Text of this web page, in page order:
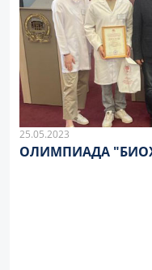
25.05.2023
ОЛИМПИАДА